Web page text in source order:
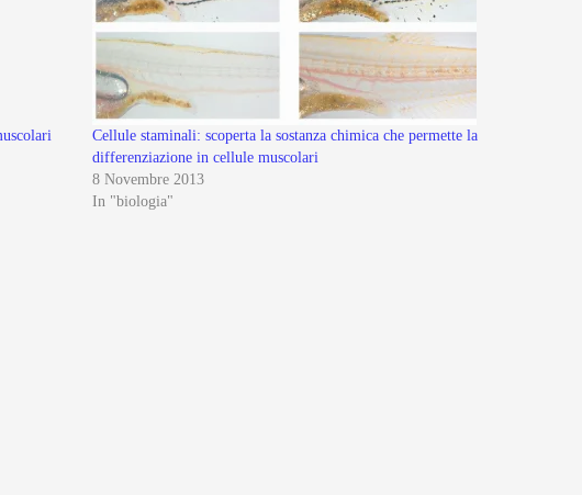
Cellule staminali: scoperta la sostanza chimica che permette la
differenziazione in cellule muscolari
8 Novembre 2013
In "biologia"